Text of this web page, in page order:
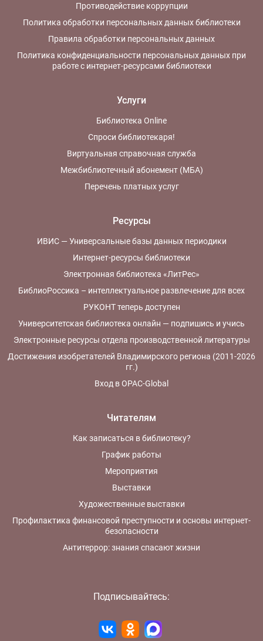
Противодействие коррупции
Политика обработки персональных данных библиотеки
Правила обработки персональных данных
Политика конфиденциальности персональных данных при
работе с интернет-ресурсами библиотеки
Услуги
Библиотека Online
Спроси библиотекаря!
Виртуальная справочная служба
Межбиблиотечный абонемент (МБА)
Перечень платных услуг
Ресурсы
ИВИС — Универсальные базы данных периодики
Интернет-ресурсы библиотеки
Электронная библиотека «ЛитРес»
БиблиоРоссика – интеллектуальное развлечение для всех
РУКОНТ теперь доступен
Университетская библиотека онлайн — подпишись и учись
Электронные ресурсы отдела производственной литературы
Достижения изобретателей Владимирского региона (2011-2026
гг.)
Вход в OPAC-Global
Читателям
Как записаться в библиотеку?
График работы
Мероприятия
Выставки
Художественные выставки
Профилактика финансовой преступности и основы интернет-
безопасности
Антитеррор: знания спасают жизни
Подписывайтесь: